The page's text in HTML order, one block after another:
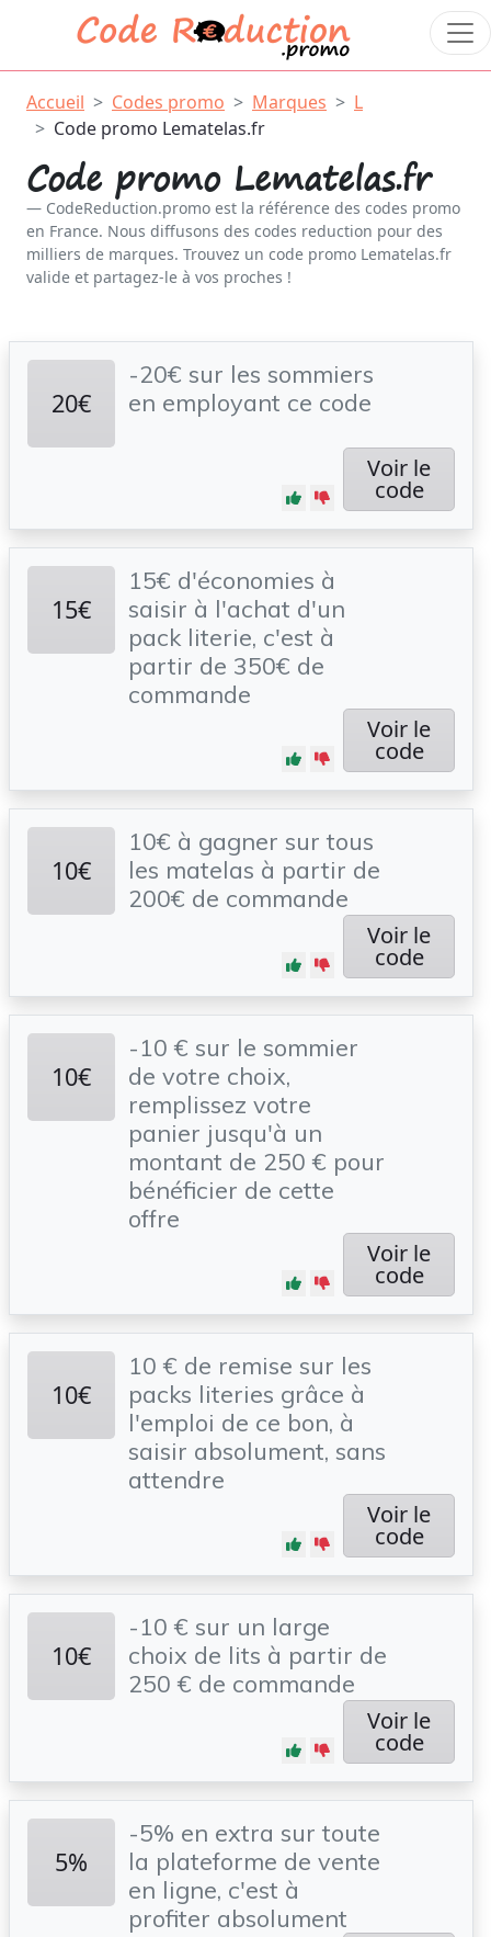
Accueil Codes promo Marques
L
Code promo Lematelas.fr
Code promo Lematelas.fr
CodeReduction.promo est la référence des codes promo
en France. Nous diffusons des codes reduction pour des
milliers de marques. Trouvez un code promo Lematelas.fr
valide et partagez-le à vos proches !
20€
-20€ sur les sommiers
en employant ce code
Voir le
code
15€
15€ d'économies à
saisir à l'achat d'un
pack literie, c'est à
partir de 350€ de
commande
Voir le
code
10€
10€ à gagner sur tous
les matelas à partir de
200€ de commande
Voir le
code
10€
-10 € sur le sommier
de votre choix,
remplissez votre
panier jusqu'à un
montant de 250 € pour
bénéficier de cette
offre
Voir le
code
10€
10 € de remise sur les
packs literies grâce à
l'emploi de ce bon, à
saisir absolument, sans
attendre
Voir le
code
10€
-10 € sur un large
choix de lits à partir de
250 € de commande
Voir le
code
5%
-5% en extra sur toute
la plateforme de vente
en ligne, c'est à
profiter absolument